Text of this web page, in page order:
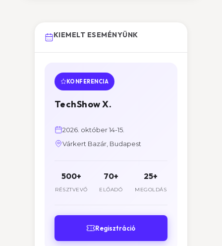
KIEMELT ESEMÉNYÜNK
KONFERENCIA
TechShow X.
2026. október 14-15.
Várkert Bazár, Budapest
500+
RÉSZTVEVŐ
70+
ELŐADÓ
25+
MEGOLDÁS
Regisztráció